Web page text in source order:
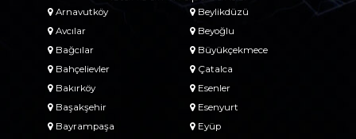
Arnavutköy
Avcılar
Bağcılar
Bahçelievler
Bakırköy
Başakşehir
Bayrampaşa
Beylikdüzü
Beyoğlu
Büyükçekmece
Çatalca
Esenler
Esenyurt
Eyüp